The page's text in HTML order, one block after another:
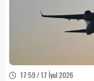
17:59 / 17 İyul 2026